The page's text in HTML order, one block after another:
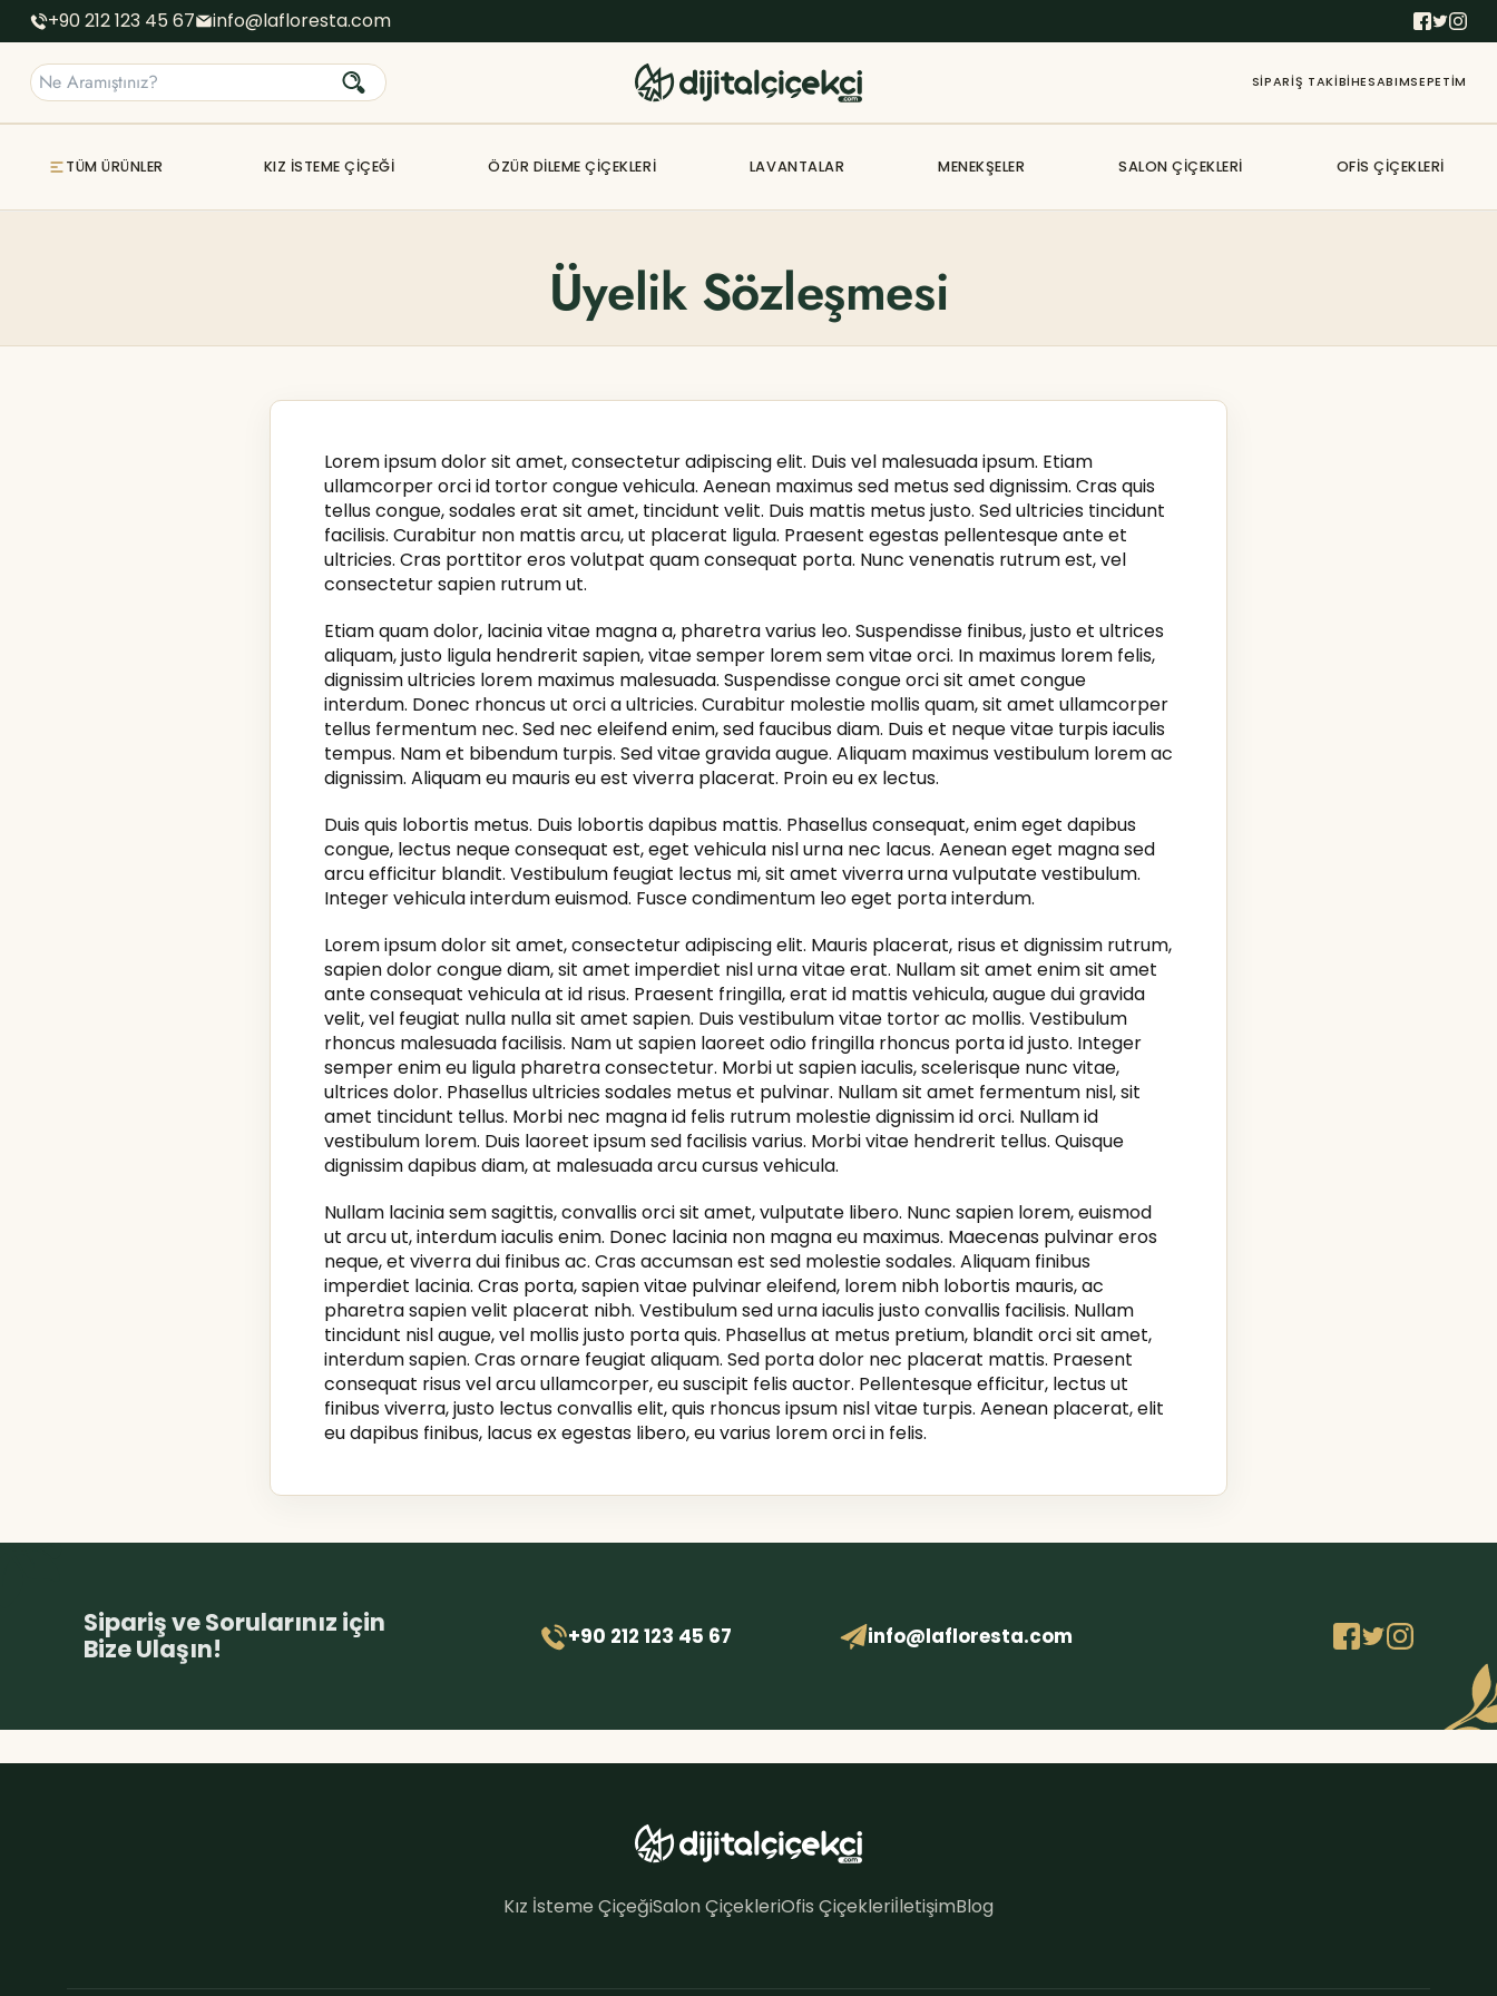
+90 212 123 45 67 info@lafloresta.com
SIPARIŞ TAKIBIHESABIMSEPETIM
TÜM ÜRÜNLER KIZ İSTEME ÇIÇEĞI ÖZÜR DILEME ÇIÇEKLERI LAVANTALAR MENEKŞELER SALON ÇIÇEKLERI OFIS ÇIÇEKLERI
Üyelik Sözleşmesi
Lorem ipsum dolor sit amet, consectetur adipiscing elit. Duis vel malesuada ipsum. Etiam
ullamcorper orci id tortor congue vehicula. Aenean maximus sed metus sed dignissim. Cras quis
tellus congue, sodales erat sit amet, tincidunt velit. Duis mattis metus justo. Sed ultricies tincidunt
facilisis. Curabitur non mattis arcu, ut placerat ligula. Praesent egestas pellentesque ante et
ultricies. Cras porttitor eros volutpat quam consequat porta. Nunc venenatis rutrum est, vel
consectetur sapien rutrum ut.
Etiam quam dolor, lacinia vitae magna a, pharetra varius leo. Suspendisse finibus, justo et ultrices
aliquam, justo ligula hendrerit sapien, vitae semper lorem sem vitae orci. In maximus lorem felis,
dignissim ultricies lorem maximus malesuada. Suspendisse congue orci sit amet congue
interdum. Donec rhoncus ut orci a ultricies. Curabitur molestie mollis quam, sit amet ullamcorper
tellus fermentum nec. Sed nec eleifend enim, sed faucibus diam. Duis et neque vitae turpis iaculis
tempus. Nam et bibendum turpis. Sed vitae gravida augue. Aliquam maximus vestibulum lorem ac
dignissim. Aliquam eu mauris eu est viverra placerat. Proin eu ex lectus.
Duis quis lobortis metus. Duis lobortis dapibus mattis. Phasellus consequat, enim eget dapibus
congue, lectus neque consequat est, eget vehicula nisl urna nec lacus. Aenean eget magna sed
arcu efficitur blandit. Vestibulum feugiat lectus mi, sit amet viverra urna vulputate vestibulum.
Integer vehicula interdum euismod. Fusce condimentum leo eget porta interdum.
Lorem ipsum dolor sit amet, consectetur adipiscing elit. Mauris placerat, risus et dignissim rutrum,
sapien dolor congue diam, sit amet imperdiet nisl urna vitae erat. Nullam sit amet enim sit amet
ante consequat vehicula at id risus. Praesent fringilla, erat id mattis vehicula, augue dui gravida
velit, vel feugiat nulla nulla sit amet sapien. Duis vestibulum vitae tortor ac mollis. Vestibulum
rhoncus malesuada facilisis. Nam ut sapien laoreet odio fringilla rhoncus porta id justo. Integer
semper enim eu ligula pharetra consectetur. Morbi ut sapien iaculis, scelerisque nunc vitae,
ultrices dolor. Phasellus ultricies sodales metus et pulvinar. Nullam sit amet fermentum nisl, sit
amet tincidunt tellus. Morbi nec magna id felis rutrum molestie dignissim id orci. Nullam id
vestibulum lorem. Duis laoreet ipsum sed facilisis varius. Morbi vitae hendrerit tellus. Quisque
dignissim dapibus diam, at malesuada arcu cursus vehicula.
Nullam lacinia sem sagittis, convallis orci sit amet, vulputate libero. Nunc sapien lorem, euismod
ut arcu ut, interdum iaculis enim. Donec lacinia non magna eu maximus. Maecenas pulvinar eros
neque, et viverra dui finibus ac. Cras accumsan est sed molestie sodales. Aliquam finibus
imperdiet lacinia. Cras porta, sapien vitae pulvinar eleifend, lorem nibh lobortis mauris, ac
pharetra sapien velit placerat nibh. Vestibulum sed urna iaculis justo convallis facilisis. Nullam
tincidunt nisl augue, vel mollis justo porta quis. Phasellus at metus pretium, blandit orci sit amet,
interdum sapien. Cras ornare feugiat aliquam. Sed porta dolor nec placerat mattis. Praesent
consequat risus vel arcu ullamcorper, eu suscipit felis auctor. Pellentesque efficitur, lectus ut
finibus viverra, justo lectus convallis elit, quis rhoncus ipsum nisl vitae turpis. Aenean placerat, elit
eu dapibus finibus, lacus ex egestas libero, eu varius lorem orci in felis.
Sipariş ve Sorularınız için
Bize Ulaşın!
+90 212 123 45 67 info@lafloresta.com
Kız İsteme ÇiçeğiSalon ÇiçekleriOfis ÇiçekleriİletişimBlog